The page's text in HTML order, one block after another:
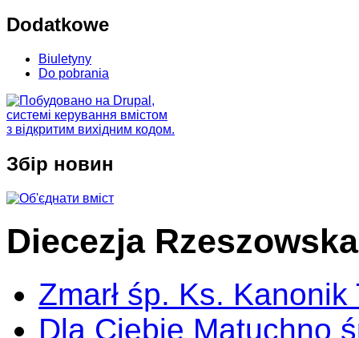
Dodatkowe
Biuletyny
Do pobrania
Збір новин
Diecezja Rzeszowska
Zmarł śp. Ks.
Dla Ciebie Matuchno